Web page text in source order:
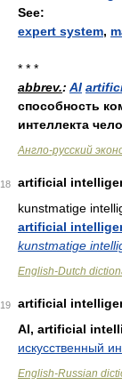
See:
expert system,
* * *
abbrev.: AI
способность
интеллекта
Англо-русский
18
artificial
kunstmatige
artificial
kunstmatige
English-Dutch
19
artificial
AI, artificial
искусственный
English-Russian